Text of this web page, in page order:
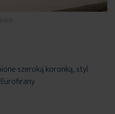
szeroką koronką, styl